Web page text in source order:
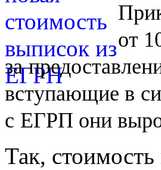
от
за
вступающие в
с ЕГРП они
Так,